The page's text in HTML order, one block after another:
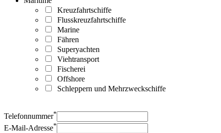
Kreuzfahrtschiffe
Flusskreuzfahrtschiffe
Marine
Fähren
Superyachten
Viehtransport
Fischerei
Offshore
Schleppern und Mehrzweckschiffe
Telefonnummer*
E-Mail-Adresse*